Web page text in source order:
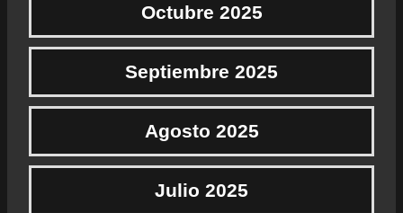
Octubre 2025
Septiembre 2025
Agosto 2025
Julio 2025